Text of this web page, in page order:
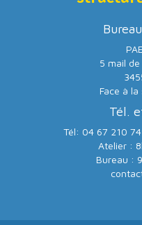
5 mail
Face à
Tél.
Tél: 04 67 210
Atelier :
Bureau :